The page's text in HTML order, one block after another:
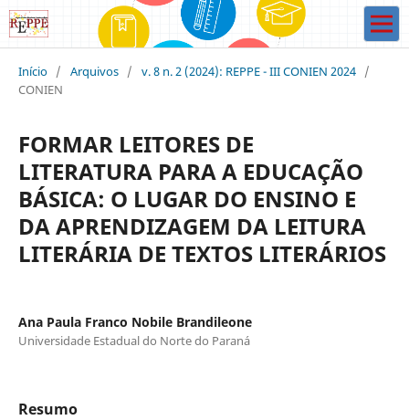
Início / Arquivos / v. 8 n. 2 (2024): REPPE - III CONIEN 2024 /
CONIEN
FORMAR LEITORES DE
LITERATURA PARA A EDUCAÇÃO
BÁSICA: O LUGAR DO ENSINO E
DA APRENDIZAGEM DA LEITURA
LITERÁRIA DE TEXTOS LITERÁRIOS
Ana Paula Franco Nobile Brandileone
Universidade Estadual do Norte do Paraná
Resumo